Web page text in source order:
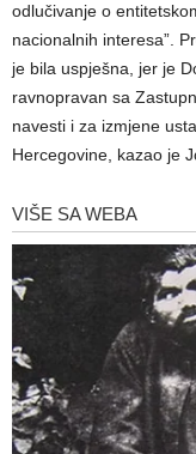
odlučivanje o
nacionalnih interesa”.
je bila uspješna, jer je
ravnopravan sa
navesti i za izmjene
Hercegovine, kazao je